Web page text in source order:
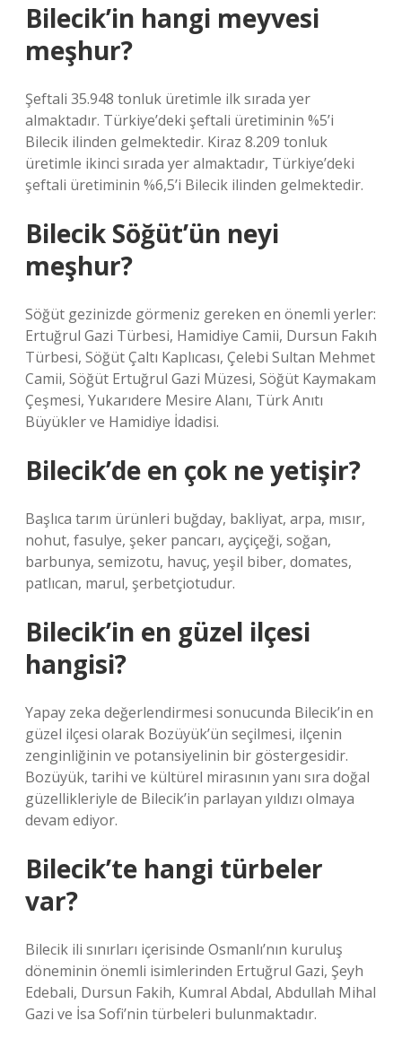
Bilecik’in hangi meyvesi
meşhur?
Şeftali 35.948 tonluk üretimle ilk sırada yer
almaktadır. Türkiye’deki şeftali üretiminin %5’i
Bilecik ilinden gelmektedir. Kiraz 8.209 tonluk
üretimle ikinci sırada yer almaktadır, Türkiye’deki
şeftali üretiminin %6,5’i Bilecik ilinden gelmektedir.
Bilecik Söğüt’ün neyi
meşhur?
Söğüt gezinizde görmeniz gereken en önemli yerler:
Ertuğrul Gazi Türbesi, Hamidiye Camii, Dursun Fakıh
Türbesi, Söğüt Çaltı Kaplıcası, Çelebi Sultan Mehmet
Camii, Söğüt Ertuğrul Gazi Müzesi, Söğüt Kaymakam
Çeşmesi, Yukarıdere Mesire Alanı, Türk Anıtı
Büyükler ve Hamidiye İdadisi.
Bilecik’de en çok ne yetişir?
Başlıca tarım ürünleri buğday, bakliyat, arpa, mısır,
nohut, fasulye, şeker pancarı, ayçiçeği, soğan,
barbunya, semizotu, havuç, yeşil biber, domates,
patlıcan, marul, şerbetçiotudur.
Bilecik’in en güzel ilçesi
hangisi?
Yapay zeka değerlendirmesi sonucunda Bilecik’in en
güzel ilçesi olarak Bozüyük’ün seçilmesi, ilçenin
zenginliğinin ve potansiyelinin bir göstergesidir.
Bozüyük, tarihi ve kültürel mirasının yanı sıra doğal
güzellikleriyle de Bilecik’in parlayan yıldızı olmaya
devam ediyor.
Bilecik’te hangi türbeler
var?
Bilecik ili sınırları içerisinde Osmanlı’nın kuruluş
döneminin önemli isimlerinden Ertuğrul Gazi, Şeyh
Edebali, Dursun Fakih, Kumral Abdal, Abdullah Mihal
Gazi ve İsa Sofi’nin türbeleri bulunmaktadır.